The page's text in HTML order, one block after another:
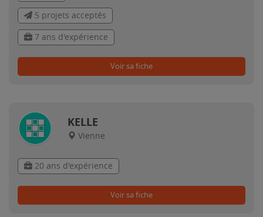
5 projets acceptés
7 ans d'expérience
Voir sa fiche
KELLE
Vienne
20 ans d'expérience
Voir sa fiche